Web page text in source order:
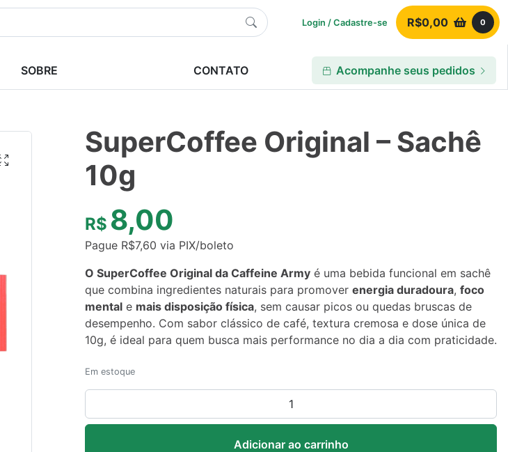
Login / Cadastre-se R$0,00 0
SOBRE CONTATO Acompanhe seus pedidos
SuperCoffee Original – Sachê
10g
R$ 8,00
Pague R$7,60 via PIX/boleto
O SuperCoffee Original da Caffeine Army é uma bebida funcional em sachê
que combina ingredientes naturais para promover energia duradoura, foco
mental e mais disposição física, sem causar picos ou quedas bruscas de
desempenho. Com sabor clássico de café, textura cremosa e dose única de
10g, é ideal para quem busca mais performance no dia a dia com praticidade.
Em estoque
Original
–
Adicionar ao carrinho